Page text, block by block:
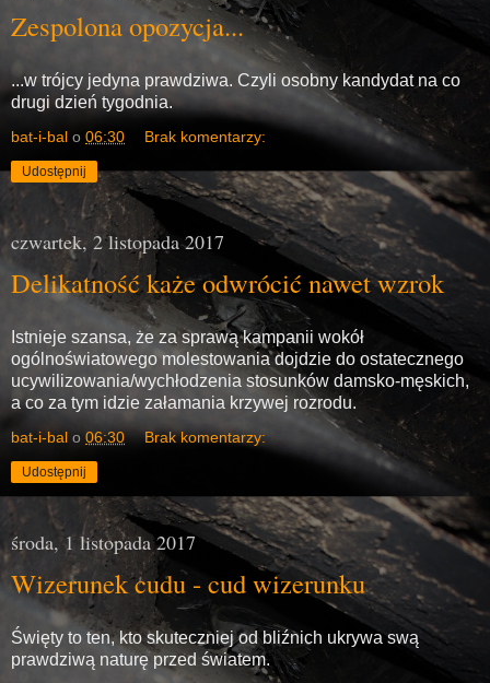
Zespolona opozycja...
...w trójcy jedyna prawdziwa. Czyli osobny kandydat na co
drugi dzień tygodnia.
bat-i-bal o 06:30 Brak komentarzy:
Udostępnij
czwartek, 2 listopada 2017
Delikatność każe odwrócić nawet wzrok
Istnieje szansa, że za sprawą kampanii wokół
ogólnoświatowego molestowania dojdzie do ostatecznego
ucywilizowania/wychłodzenia stosunków damsko-męskich,
a co za tym idzie załamania krzywej rozrodu.
bat-i-bal o 06:30 Brak komentarzy:
Udostępnij
środa, 1 listopada 2017
Wizerunek cudu - cud wizerunku
Święty to ten, kto skuteczniej od bliźnich ukrywa swą
prawdziwą naturę przed światem.